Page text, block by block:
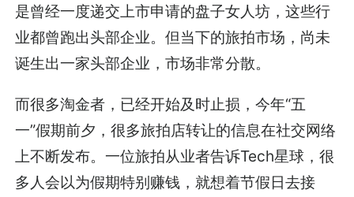
是曾经一度递交上市申请的盘子女人坊，这些行
业都曾跑出头部企业。但当下的旅拍市场，尚未
诞生出一家头部企业，市场非常分散。
而很多淘金者，已经开始及时止损，今年“五
一”假期前夕，很多旅拍店转让的信息在社交网络
上不断发布。一位旅拍从业者告诉Tech星球，很
多人会以为假期特别赚钱，就想着节假日去接